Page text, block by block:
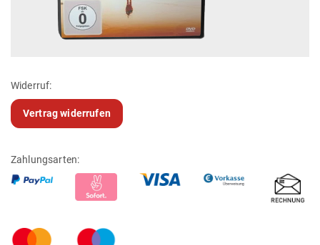
Widerruf:
Vertrag widerrufen
Zahlungsarten: